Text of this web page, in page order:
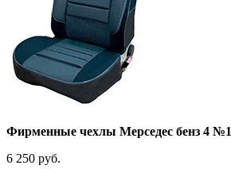
Фирменные чехлы Мерседес бенз 4 №1
6 250 руб.